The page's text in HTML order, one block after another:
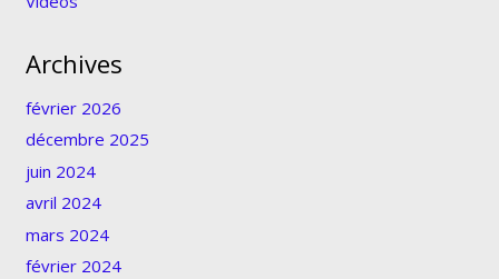
Archives
février 2026
décembre 2025
juin 2024
avril 2024
mars 2024
février 2024